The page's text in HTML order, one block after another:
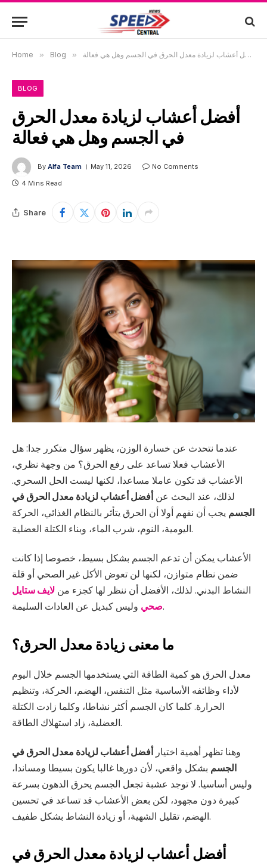
Home » Blog » أفضل أعشاب لزيادة معدل الحرق في الجسم وهل هي فعالة
BLOG
أفضل أعشاب لزيادة معدل الحرق
في الجسم وهل هي فعالة
By Alfa Team May 11, 2026
No Comments
4 Mins Read
Share
عندما نتحدث عن خسارة الوزن، يظهر سؤال متكرر جدا: هل
الأعشاب فعلا تساعد على رفع الحرق؟ من وجهة نظري،
الأعشاب قد تكون عاملا مساعدا، لكنها ليست الحل السحري.
لذلك، عند البحث عنأفضل أعشاب لزيادة معدل الحرق في
الجسم يجب أن نفهم أولا أن الحرق يتأثر بالنظام الغذائي، الحركة
اليومية، النوم، شرب الماء، وبناء الكتلة العضلية.
الأعشاب يمكن أن تدعم الجسم بشكل بسيط، خصوصا إذا كانت
ضمن نظام متوازن، لكنها لن تعوض الأكل غير الصحي أو قلة
النشاط البدني. لذلك، الأفضل أن ننظر لها كجزء من لايف ستايل
صحيوليس كبديل عن العادات السليمة.
ما معنى زيادة معدل الحرق؟
معدل الحرق هو كمية الطاقة التي يستخدمها الجسم خلال اليوم
لأداء وظائفه الأساسية مثل التنفس، الهضم، الحركة، وتنظيم
الحرارة. كلما كان الجسم أكثر نشاطا، وكلما زادت الكتلة
العضلية، زاد استهلاك الطاقة.
وهنا تظهر أهمية اختيارأفضل أعشاب لزيادة معدل الحرق في
الجسم بشكل واقعي، لأن دورها غالبا يكون بسيطا ومساندا،
وليس أساسيا. لا توجد عشبة تجعل الجسم يحرق الدهون بسرعة
كبيرة دون مجهود، لكن بعض الأعشاب قد تساعد في تحسين
الهضم، تقليل الشهية، أو زيادة النشاط بشكل طفيف.
أفضل أعشاب لزيادة معدل الحرق في